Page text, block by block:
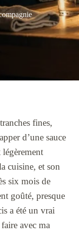
fines,
d’une sauce
cuisine, et son
six mois de
goûté, presque
a été un vrai
avec ma